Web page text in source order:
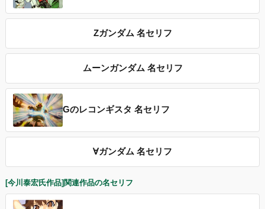
Ζガンダム 名セリフ
ムーンガンダム 名セリフ
Gのレコンギスタ 名セリフ
∀ガンダム 名セリフ
[今川泰宏氏作品]関連作品の名セリフ